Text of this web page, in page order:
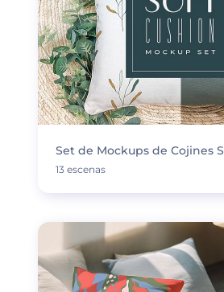
Set de Mockups de Cojines
13 escenas